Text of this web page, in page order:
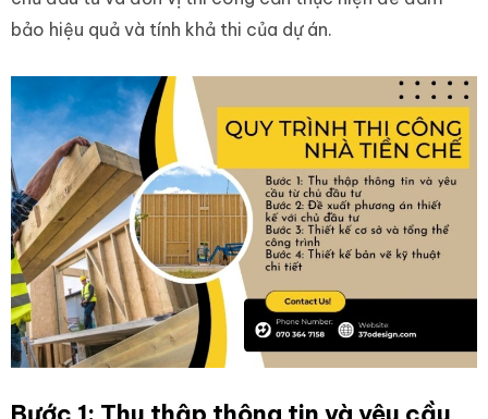
bảo hiệu quả và tính khả thi của dự án.